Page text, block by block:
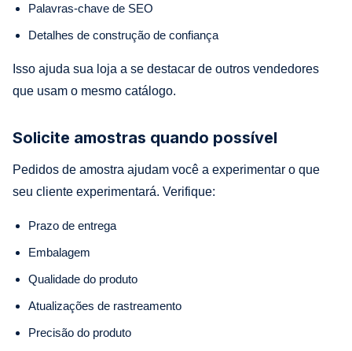
Palavras-chave de SEO
Detalhes de construção de confiança
Isso ajuda sua loja a se destacar de outros vendedores
que usam o mesmo catálogo.
Solicite amostras quando possível
Pedidos de amostra ajudam você a experimentar o que
seu cliente experimentará. Verifique:
Prazo de entrega
Embalagem
Qualidade do produto
Atualizações de rastreamento
Precisão do produto